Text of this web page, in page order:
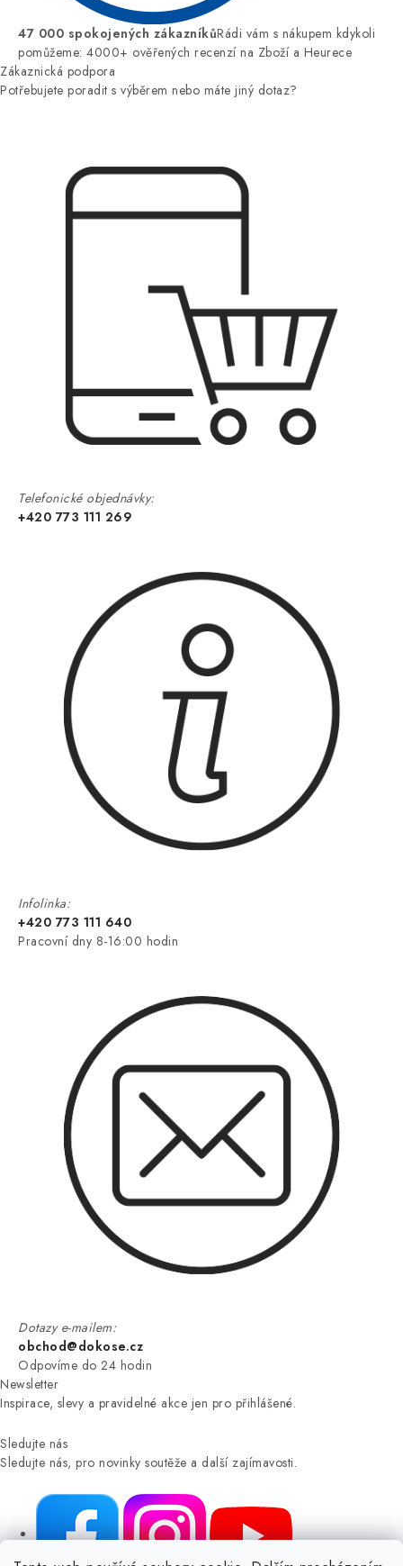
47 000 spokojených zákazníkůRádi vám s nákupem kdykoli
pomůžeme: 4000+ ověřených recenzí na Zboží a Heurece
Zákaznická podpora
Potřebujete poradit s výběrem nebo máte jiný dotaz?
Telefonické objednávky:
+420 773 111 269
Infolinka:
+420 773 111 640
Pracovní dny 8-16:00 hodin
Dotazy e-mailem:
obchod@dokose.cz
Odpovíme do 24 hodin
Newsletter
Inspirace, slevy a pravidelné akce jen pro přihlášené.
Sledujte nás
Sledujte nás, pro novinky soutěže a další zajímavosti.